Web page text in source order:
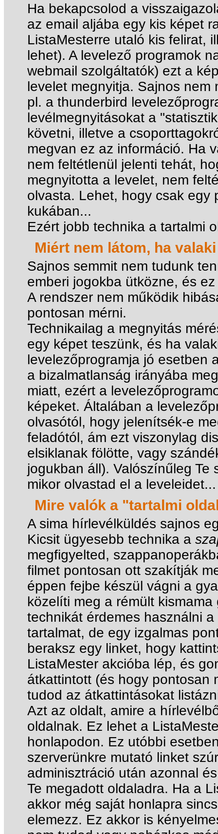
Ha bekapcsolod a
az email aljába egy kis képet
ListaMesterre utaló kis felirat,
lehet). A levelező programok
webmail szolgáltatók) ezt a
levelet megnyitja. Sajnos nem
pl. a thunderbird
levélmegnyitásokat a
követni, illetve a
megvan ez az információ. Ha
nem feltétlenül jelenti tehát,
megnyitotta a levelet, nem
olvasta. Lehet, hogy csak egy
kukában...
Ezért jobb technika a tartalmi
Miért nem látom, ha
Sajnos semmit nem tudunk
emberi jogokba ütközne, és
A rendszer nem működik
pontosan mérni.
Technikailag a megnyitás
egy képet teszünk, és ha
levelezőprogramja jó esetben
a bizalmatlanság irányába
miatt, ezért a
képeket. Általában a
olvasótól, hogy jelenítsék-e
feladótól, ám ezt viszonylag
elsiklanak fölötte, vagy
jogukban áll). Valószínűleg
mikor olvastad el a leveleidet...
Mire valók a "tartalmi
A sima hírlevélküldés sajnos
Kicsit ügyesebb technika a
megfigyelted,
filmet pontosan ott szakítják
éppen fejbe készül vágni a
közelíti meg a rémült
technikát érdemes használni
tartalmat, de egy izgalmas
beraksz egy linket, hogy
ListaMester akcióba lép, és
átkattintott (és hogy pontosan
tudod az átkattintásokat
Azt az oldalt, amire a
oldalnak. Ez lehet a
honlapodon. Ez utóbbi
szerverünkre mutató linket
adminisztráció után azonnal
Te megadott oldaladra. Ha a
akkor még saját honlapra
elemezz. Ez akkor is